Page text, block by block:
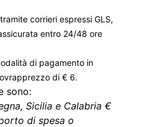
corrieri espressi GLS,
entro 24/48 ore
di pagamento in
di € 6.
sono:
Sicilia e Calabria €
di spesa o